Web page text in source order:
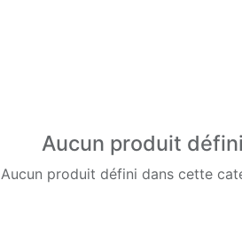
Aucun produit
Aucun produit défini dans cette